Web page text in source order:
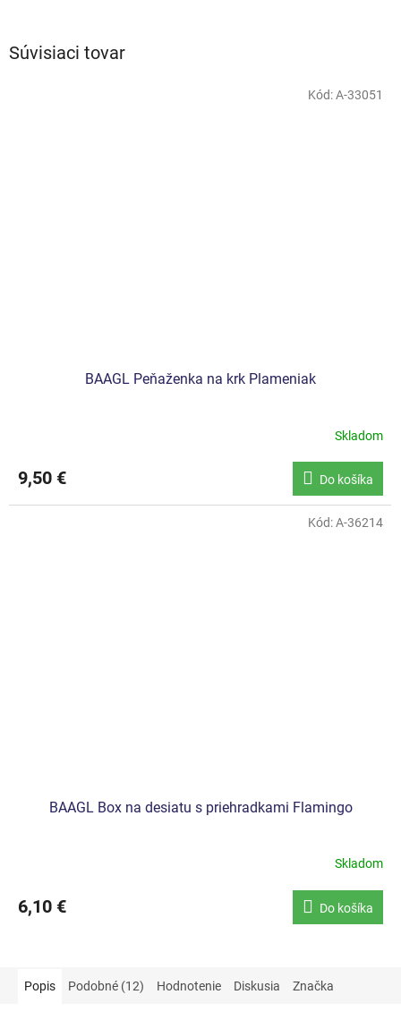
Súvisiaci tovar
BAAGL Peňaženka na krk Plameniak
Skladom
9,50 € Do košíka
Kód:A-33051
BAAGL Box na desiatu s priehradkami Flamingo
Skladom
6,10 € Do košíka
Kód:A-36214
Popis Podobné (12) Hodnotenie Diskusia Značka